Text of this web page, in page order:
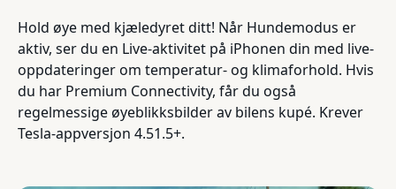
Hold øye med kjæledyret ditt! Når Hundemodus er
aktiv, ser du en Live-aktivitet på iPhonen din med live-
oppdateringer om temperatur- og klimaforhold. Hvis
du har Premium Connectivity, får du også
regelmessige øyeblikksbilder av bilens kupé. Krever
Tesla-appversjon 4.51.5+.